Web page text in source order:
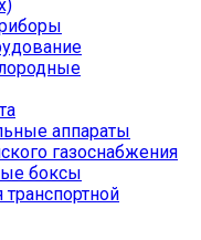
аппараты
газоснабжения
боксы